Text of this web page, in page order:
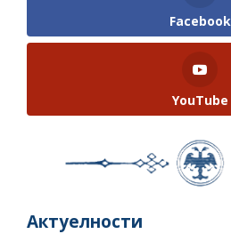
Facebook
YouTube
Актуелности